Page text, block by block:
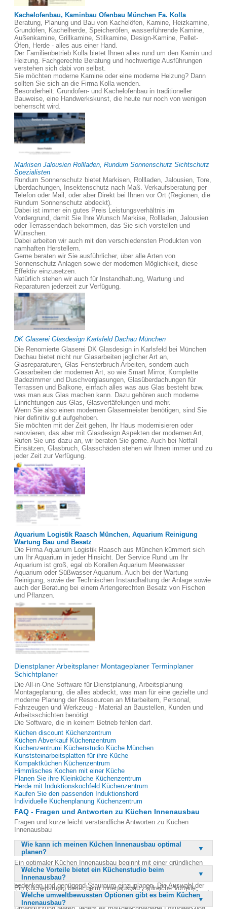
Kachelofenbau, Kaminbau Ofenbau München Fa. Kolla
Beratung, Planung und Bau von Kachelöfen, Kamine, Heizkamine,
Grundöfen, Kachelherde, Speicheröfen, wasserführende Kamine,
Außenkamine, Grillkamine, Stilkamine, Design-Kamine, Pellet-
Öfen, Herde - alles aus einer Hand.
Der Familienbetrieb Kolla bietet Ihnen alles rund um den Kamin und
Heizung. Fachgerechte Beratung und hochwertige Ausführungen
verstehen sich dabi von selbst.
Sie möchten moderne Kamine oder eine moderne Heizung? Dann
sollten Sie sich an die Firma Kolla wenden.
Besonderheit: Grundofen- und Kachelofenbau in traditioneller
Bauweise, eine Handwerkskunst, die heute nur noch von wenigen
beherrscht wird.
Markisen Jalousien Rollladen, Rundum Sonnenschutz Sichtschutz
Spezialisten
Rundum Sonnenschutz bietet Markisen, Rollladen, Jalousien, Tore,
Überdachungen, Insektenschutz nach Maß. Verkaufsberatung per
Telefon oder Mail, oder aber Direkt bei Ihnen vor Ort (Regionen, die
Rundum Sonnenschutz abdeckt).
Dabei ist immer ein gutes Preis Leistungsverhältnis im
Vordergrund, damit Sie Ihre Wunsch Markise, Rollladen, Jalousien
oder Terrassendach bekommen, das Sie sich vorstellen und
Wünschen.
Dabei arbeiten wir auch mit den verschiedensten Produkten von
namhaften Herstellern.
Gerne beraten wir Sie ausführlicher, über alle Arten von
Sonnenschutz Anlagen sowie der modernen Möglichkeit, diese
Effektiv einzusetzen.
Natürlich stehen wir auch für Instandhaltung, Wartung und
Reparaturen jederzeit zur Verfügung.
DK Glaserei Glasdesign Karlsfeld Dachau München
Die Renomierte Glaserei DK Glasdesign in Karlsfeld bei München
Dachau bietet nicht nur Glasarbeiten jeglicher Art an,
Glasreparaturen, Glas Fensterbruch Arbeiten, sondern auch
Glasarbeiten der modernen Art, so wie Smart Mirror, Komplette
Badezimmer und Duschverglasungen, Glasüberdachungen für
Terrassen und Balkone, einfach alles was aus Glas besteht bzw.
was man aus Glas machen kann. Dazu gehören auch moderne
Einrichtungen aus Glas, Glasvertäfelungen und mehr.
Wenn Sie also einen modernen Glasermeister benötigen, sind Sie
hier definitiv gut aufgehoben.
Sie möchten mit der Zeit gehen, Ihr Haus modernisieren oder
renovieren, das aber mit Glasdesign Aspekten der modernen Art,
Rufen Sie uns dazu an, wir beraten Sie gerne. Auch bei Notfall
Einsätzen, Glasbruch, Glasschäden stehen wir Ihnen immer und zu
jeder Zeit zur Verfügung.
Aquarium Logistik Raasch München, Aquarium Reinigung
Wartung Bau und Besatz
Die Firma Aquarium Logistik Raasch aus München kümmert sich
um Ihr Aquarium in jeder Hinsicht. Der Service Rund um Ihr
Aquarium ist groß, egal ob Korallen Aquarium Meerwasser
Aquarium oder Süßwasser Aquarium. Auch bei der Wartung
Reinigung, sowie der Technischen Instandhaltung der Anlage sowie
auch der Beratung bei einem Artengerechten Besatz von Fischen
und Pflanzen.
Dienstplaner Arbeitsplaner Montageplaner Terminplaner
Schichtplaner
Die All-in-One Software für Dienstplanung, Arbeitsplanung
Montageplanung, die alles abdeckt, was man für eine gezielte und
moderne Planung der Ressourcen an Mitarbeitern, Personal,
Fahrzeugen und Werkzeug - Material an Baustellen, Kunden und
Arbeitsschichten benötigt.
Die Software, die in keinem Betrieb fehlen darf.
Küchen discount Küchenzentrum
Küchen Abverkauf Küchenzentrum
Küchenzentrumi Küchenstudio Küche München
Kunststeinarbeitsplatten für ihre Küche
Kompaktküchen Küchenzentrum
Himmlisches Kochen mit einer Küche
Planen Sie ihre Kleinküche Küchenzentrum
Herde mit Induktionskochfeld Küchenzentrum
Kaufen Sie den passenden Induktionsherd
Individuelle Küchenplanung Küchenzentrum
FAQ - Fragen und Antworten zu Küchen Innenausbau
Fragen und kurze leicht verständliche Antworten zu Küchen
Innenausbau
Wie kann ich meinen Küchen Innenausbau optimal
planen?
Ein optimaler Küchen Innenausbau beginnt mit einer gründlichen
Planung, bei der alle Bedürfnisse und Wünsche berücksichtigt
werden. Es ist wichtig, die Funktionalität der Küche im Alltag zu
bedenken und genügend Stauraum einzuplanen. Die Auswahl der
richtigen Materialien und Geräte spielt ebenfalls eine entscheidende
Rolle. Ein professionelles Küchenstudio kann hierbei wertvolle
Welche Vorteile bietet ein Küchenstudio beim
Innenausbau?
Ein Küchenstudio bietet beim Innenausbau zahlreiche Vorteile,
darunter eine umfassende Beratung und Planung, die auf die
individuellen Bedürfnisse abgestimmt ist. Fachpersonal sorgt dafür,
Welche umweltbewussten Optionen gibt es beim Küchen
Innenausbau?